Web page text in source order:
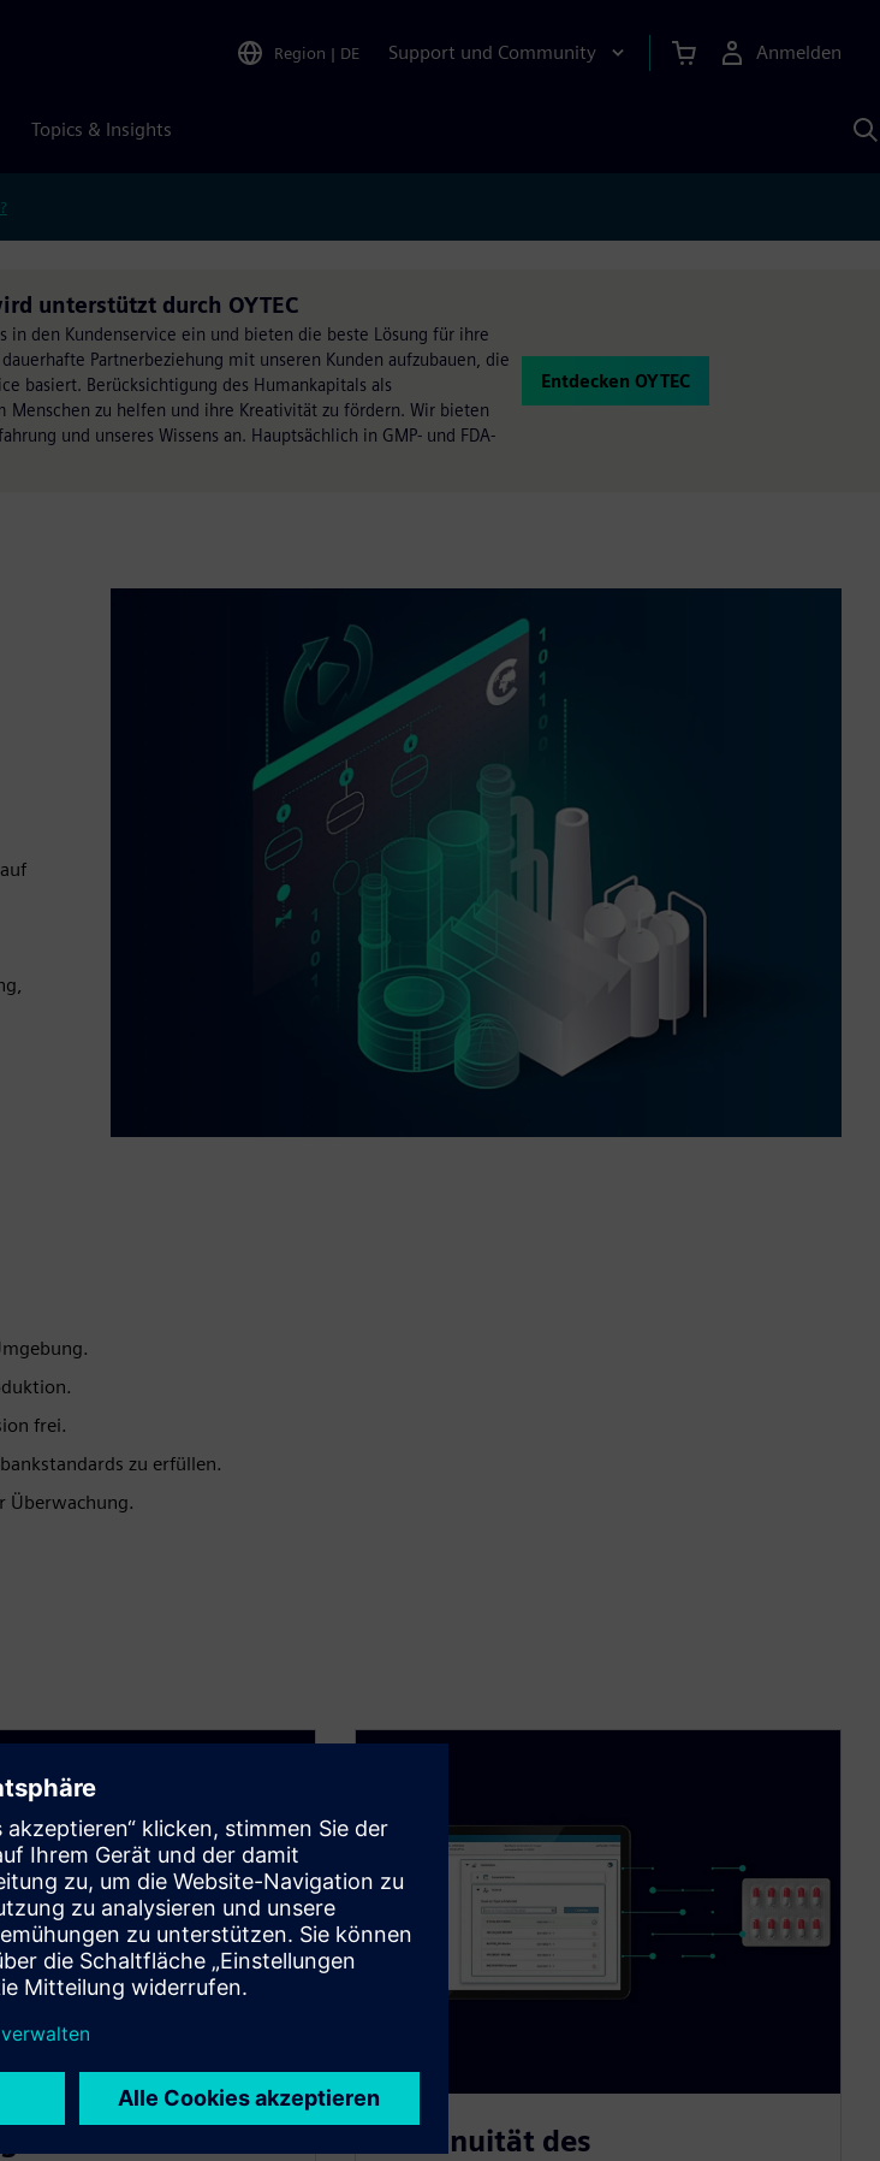
Region | DE Support und Community Anmelden
Topics & Insights
KI
unterstützt durch OYTEC
in den Kundenservice ein und bieten die beste Lösung für ihre
Partnerbeziehung mit unseren Kunden aufzubauen, die
basiert. Berücksichtigung des Humankapitals als
zu helfen und ihre Kreativität zu fördern. Wir bieten
und unseres Wissens an. Hauptsächlich in GMP- und FDA-
Entdecken OYTEC
frei.
zu erfüllen.
Überwachung.
Kontinuität des